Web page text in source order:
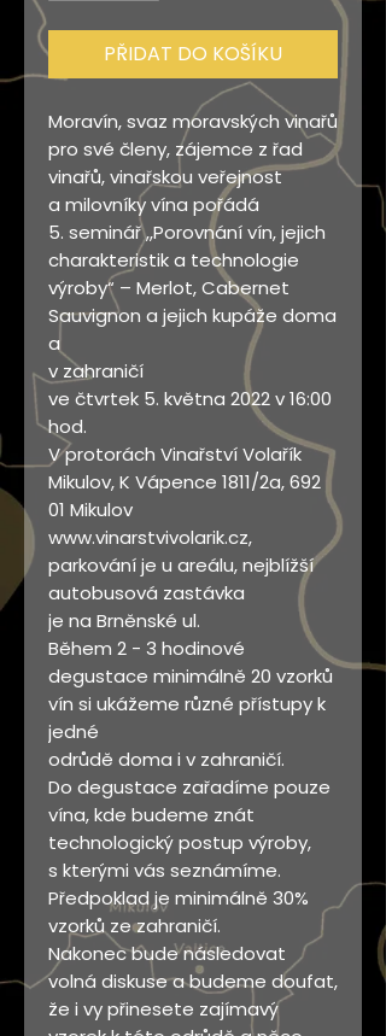
PŘIDAT DO KOŠÍKU
Moravín, svaz moravských vinařů
pro své členy, zájemce z řad
vinařů, vinařskou veřejnost
a milovníky vína pořádá
5. seminář ,,Porovnání vín, jejich
charakteristik a technologie
výroby“ – Merlot, Cabernet
Sauvignon a jejich kupáže doma
a
v zahraničí
ve čtvrtek 5. května 2022 v 16:00
hod.
V protorách Vinařství Volařík
Mikulov, K Vápence 1811/2a, 692
01 Mikulov
www.vinarstvivolarik.cz,
parkování je u areálu, nejblížší
autobusová zastávka
je na Brněnské ul.
Během 2 - 3 hodinové
degustace minimálně 20 vzorků
vín si ukážeme různé přístupy k
jedné
odrůdě doma i v zahraničí.
Do degustace zařadíme pouze
vína, kde budeme znát
technologický postup výroby,
s kterými vás seznámíme.
Předpoklad je minimálně 30%
vzorků ze zahraničí.
Nakonec bude následovat
volná diskuse a budeme doufat,
že i vy přinesete zajímavý